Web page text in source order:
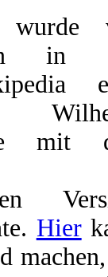
wurde
in
mit
Hier